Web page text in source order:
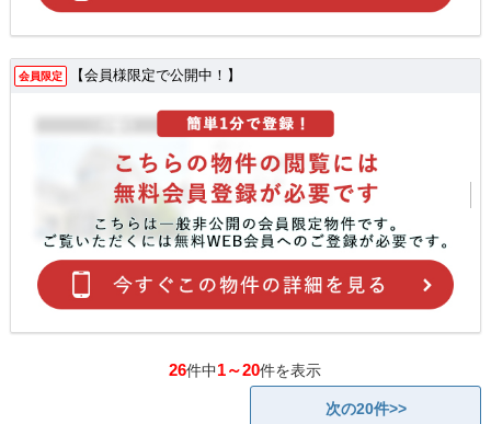
会員限定 【会員様限定で公開中！】
26件中1～20件を表示
次の20件>>